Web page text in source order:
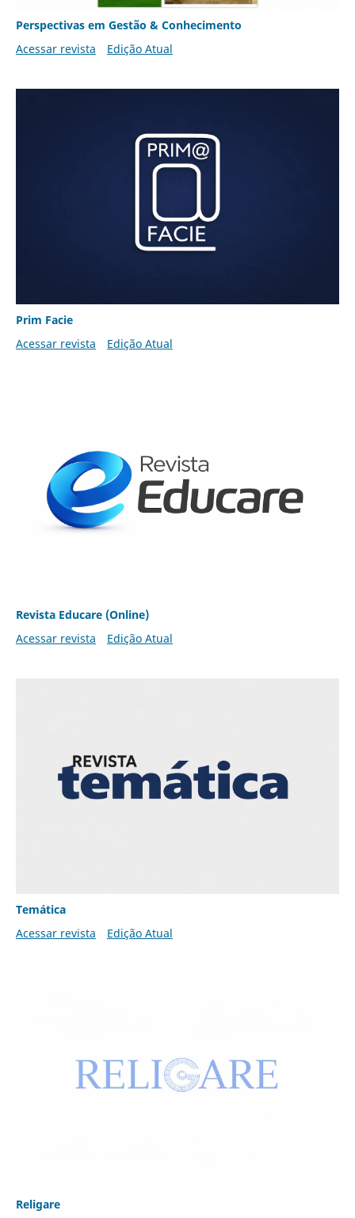
Perspectivas em Gestão & Conhecimento
Acessar revista
Edição Atual
Prim Facie
Acessar revista
Edição Atual
Revista Educare (Online)
Acessar revista
Edição Atual
Temática
Acessar revista
Edição Atual
Religare